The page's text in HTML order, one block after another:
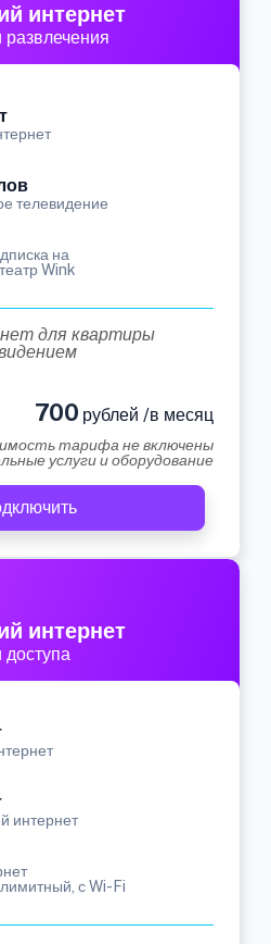
интернет
развлечения
телевидение
на
Wink
для квартиры
700 рублей /в месяц
тарифа не включены
услуги и оборудование
интернет
доступа
интернет
с Wi-Fi